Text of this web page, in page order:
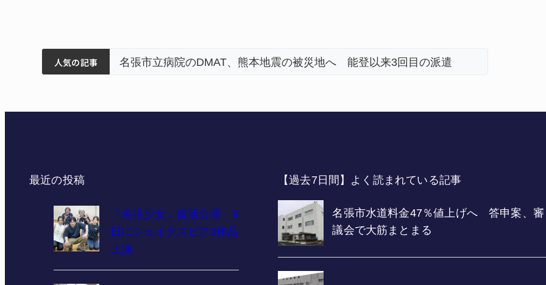
人気の記事
ィアで清掃 伊賀 名張市立病院のDMAT、熊本地震の被災地へ 能登以来3回目の派遣
最近の投稿
「名張少女」復活公演 9
日にシェイクスピア2作品
上演
【過去7日間】よく読まれている記事